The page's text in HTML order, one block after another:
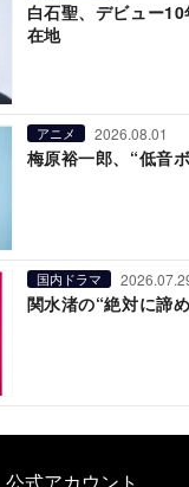
白石聖、デビュー
在地
アニメ 2026.08.01
梅原裕一郎、“低音
国内ドラマ
関水渚の“絶対に諦